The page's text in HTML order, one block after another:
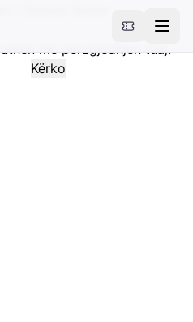
Zaanse Schan
me përzgjedhjen tuaj.